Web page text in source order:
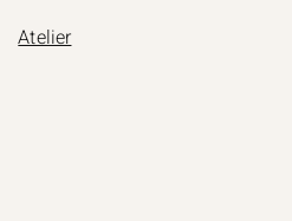
Atelier